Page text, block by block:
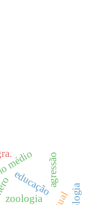
educação
zoologia
agressão